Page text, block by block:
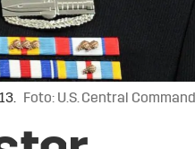
Foto: U.S. Central Command